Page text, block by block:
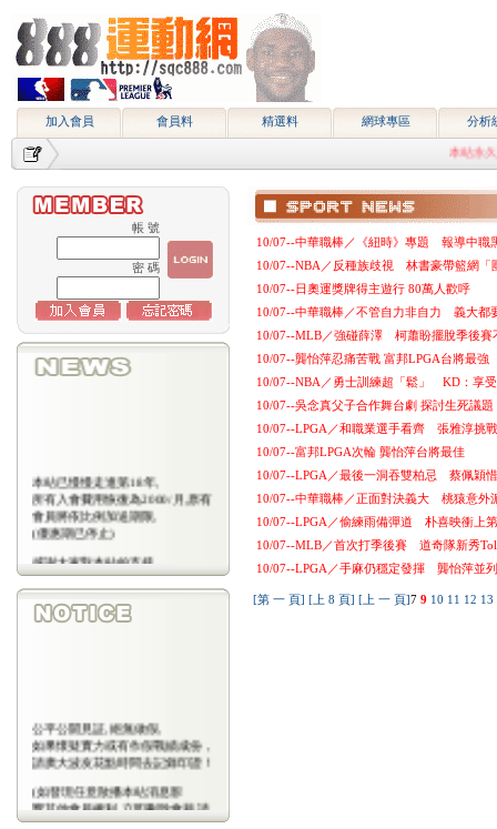
加入會員 會員料 精選料 網球專區 分析
本站永久
帳 號
密 碼
本站已慢慢走進第18年,
所有入會費用恢復為2000/月,原有
會員將依比例加送期限,
(優惠期已停止)
感謝大家對本站的支持
(包年優惠期已停止)
公平公開見証,絕無做假,
如果懷疑實力或有作假戰績成份，
請廣大波友花點時間去記錄印證！
(如發現任意散播本站消息影
響其他會員權利,立即刪除會藉,請
會
10/07--中華職棒／《紐時》專題 報導中職
10/07--NBA／反種族歧視 林書豪帶籃網「
10/07--日奧運獎牌得主遊行 80萬人歡呼
10/07--中華職棒／不管自力非自力 義大都
10/07--MLB／強碰薛澤 柯蕭盼擺脫季後賽
10/07--龔怡萍忍痛苦戰 富邦LPGA台將最強
10/07--NBA／勇士訓練超「鬆」 KD：享
10/07--吳念真父子合作舞台劇 探討生死議題
10/07--LPGA／和職業選手看齊 張雅淳挑
10/07--富邦LPGA次輪 龔怡萍台將最佳
10/07--LPGA／最後一洞吞雙柏忌 蔡佩穎
10/07--中華職棒／正面對決義大 桃猿意外
10/07--LPGA／偷練雨備彈道 朴喜映衝上
10/07--MLB／首次打季後賽 道奇隊新秀
10/07--LPGA／手麻仍穩定發揮 龔怡萍並
[第 一 頁] [上 8 頁] [上 一 頁]7 9 10 11 12 13